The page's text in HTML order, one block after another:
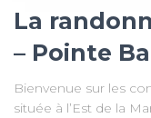
La
– Pointe
Bienvenue sur les
située à l’Est de la